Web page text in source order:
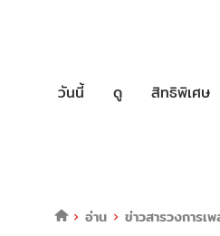
วันนี้ ดู สิทธิพิเศษ
อ่าน ข่าวสารวงการเ